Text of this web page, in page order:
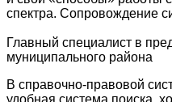
спектра. Сопровождение
Главный специалист в
муниципального района
В справочно-правовой